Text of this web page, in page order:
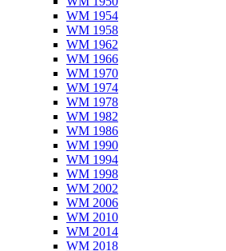
WM 1954
WM 1958
WM 1962
WM 1966
WM 1970
WM 1974
WM 1978
WM 1982
WM 1986
WM 1990
WM 1994
WM 1998
WM 2002
WM 2006
WM 2010
WM 2014
WM 2018